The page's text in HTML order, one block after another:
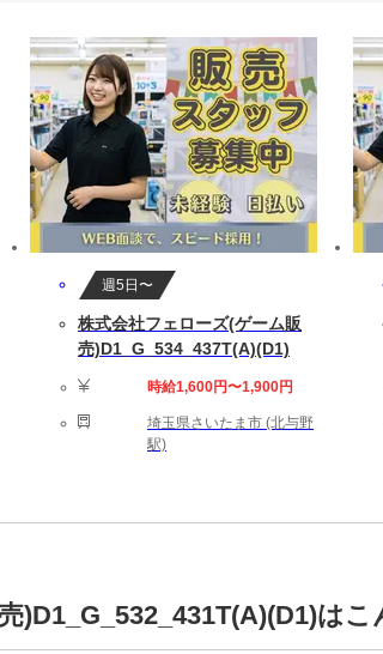
週5日〜
株式会社フェローズ(ゲーム販
売)D1_G_534_437T(A)(D1)
時給1,600円〜1,900円
埼玉県さいたま市 (北与野
駅)
)D1_G_532_431T(A)(D1)はこ